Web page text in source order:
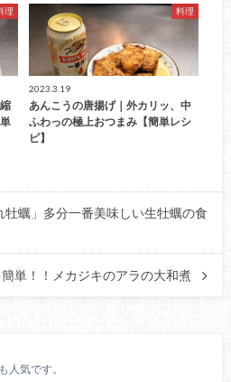
理 料理
2023.3.19
あんこうの唐揚げ｜外カリッ、中
ふわっの極上おつまみ【簡単レシ
ピ】
蠣」多分一番美味しい生牡蠣の食
単！！メカジキのアラの大和煮
人気です。